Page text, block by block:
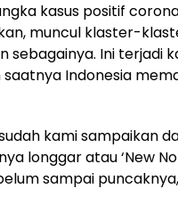
kasus positif
muncul klaster-
sebagainya. Ini terjadi
Indonesia
kami sampaikan
longgar atau ‘New
sampai